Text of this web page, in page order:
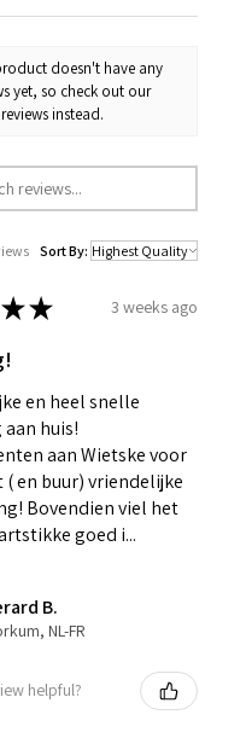
doesn't have any
yet, so check out our
instead.
Sort By:
★★ 3 weeks ago
en heel snelle
huis!
aan Wietske voor
( en buur) vriendelijke
Bovendien viel het
goed i...
B.
NL-FR
helpful?